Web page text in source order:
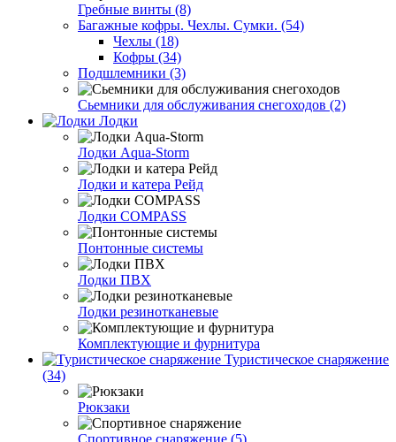
Гребные винты (8)
Багажные кофры. Чехлы. Сумки. (54)
Чехлы (18)
Кофры (34)
Подшлемники (3)
Сьемники для обслуживания снегоходов (2)
Лодки
Лодки Aqua-Storm
Лодки и катера Рейд
Лодки COMPASS
Понтонные системы
Лодки ПВХ
Лодки резинотканевые
Комплектующие и фурнитура
Туристическое снаряжение
(34)
Рюкзаки
Спортивное снаряжение (5)